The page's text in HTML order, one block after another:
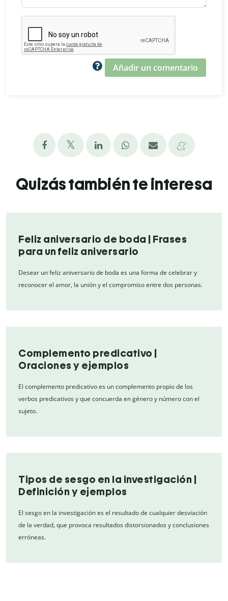
Añadir un comentario
Quizás también te interesa
Feliz aniversario de boda | Frases
para un feliz aniversario
Desear un feliz aniversario de boda es una forma de celebrar y
reconocer el amor, la unión y el compromiso entre dos personas.
Complemento predicativo |
Oraciones y ejemplos
El complemento predicativo es un complemento propio de los
verbos predicativos y que concuerda en género y número con el
sujeto.
Tipos de sesgo en la investigación |
Definición y ejemplos
El sesgo en la investigación es el resultado de cualquier desviación
de la verdad, que provoca resultados distorsionados y conclusiones
erróneas.